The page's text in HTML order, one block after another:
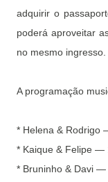
adquirir o
poderá aproveitar
no mesmo ingresso.
A programação
* Helena & Rodrigo
* Kaique & Felipe —
* Bruninho & Davi —